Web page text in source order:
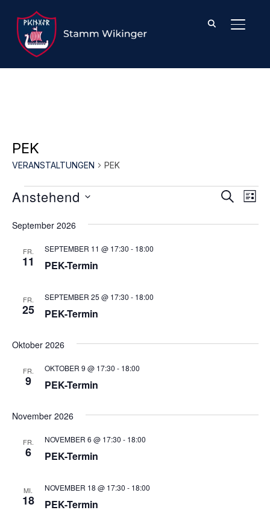
PEK
VERANSTALTUNGEN PEK
SUCHE
Anstehend
WÄHLEN.
September 2026
FR.
11 PEK-Termin
SEPTEMBER 11 @ 17:30 - 18:00
FR.
25 PEK-Termin
SEPTEMBER 25 @ 17:30 - 18:00
Oktober 2026
FR.
9 PEK-Termin
OKTOBER 9 @ 17:30 - 18:00
November 2026
FR.
6 PEK-Termin
NOVEMBER 6 @ 17:30 - 18:00
MI.
18 PEK-Termin
NOVEMBER 18 @ 17:30 - 18:00